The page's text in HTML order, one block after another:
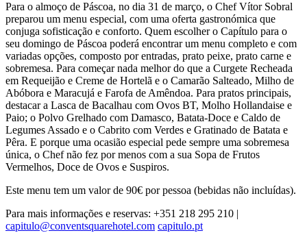
Para o almoço de Páscoa, no dia 31 de março, o Chef Vítor Sobral
preparou um menu especial, com uma oferta gastronómica que
conjuga sofisticação e conforto. Quem escolher o Capítulo para o
seu domingo de Páscoa poderá encontrar um menu completo e com
variadas opções, composto por entradas, prato peixe, prato carne e
sobremesa. Para começar nada melhor do que a Curgete Recheada
em Requeijão e Creme de Hortelã e o Camarão Salteado, Milho de
Abóbora e Maracujá e Farofa de Amêndoa. Para pratos principais,
destacar a Lasca de Bacalhau com Ovos BT, Molho Hollandaise e
Paio; o Polvo Grelhado com Damasco, Batata-Doce e Caldo de
Legumes Assado e o Cabrito com Verdes e Gratinado de Batata e
Pêra. E porque uma ocasião especial pede sempre uma sobremesa
única, o Chef não fez por menos com a sua Sopa de Frutos
Vermelhos, Doce de Ovos e Suspiros.
Este menu tem um valor de 90€ por pessoa (bebidas não incluídas).
Para mais informações e reservas: +351 218 295 210 |
capitulo@conventsquarehotel.com capitulo.pt